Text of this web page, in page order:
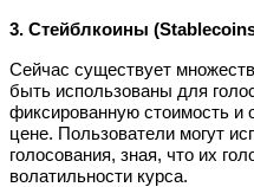
3. Стейблкоины
Сейчас существует
быть использованы для
фиксированную стоимость и
цене. Пользователи могут
голосования, зная, что их
волатильности курса.